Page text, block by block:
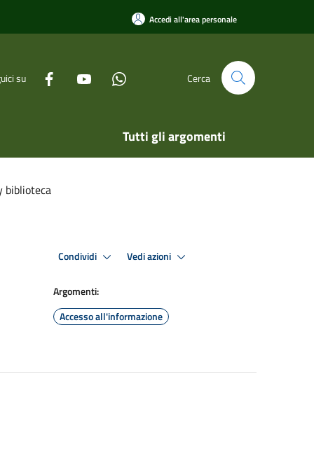
Accedi all'area personale
su Cerca
Tutti gli argomenti
biblioteca
Condividi Vedi azioni
Argomenti:
Accesso all'informazione